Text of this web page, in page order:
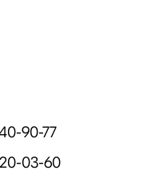
90-77
03-60